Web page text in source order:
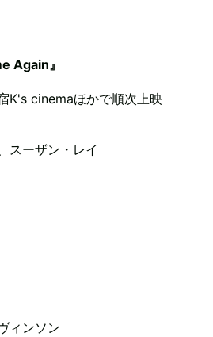
Again』
K's cinemaほかで順次上映
スーザン・レイ
ィンソン